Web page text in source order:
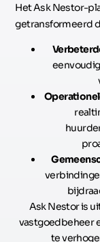
Het Ask Nestor-
getransformeerd
Ask Nestor is
vastgoedbeheer
te